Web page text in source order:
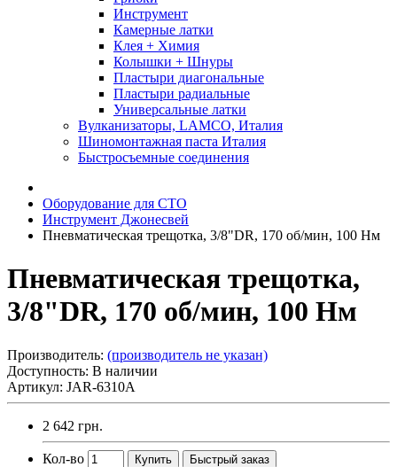
Инструмент
Камерные латки
Клея + Химия
Колышки + Шнуры
Пластыри диагональные
Пластыри радиальные
Универсальные латки
Вулканизаторы, LAMCO, Италия
Шиномонтажная паста Италия
Быстросъемные соединения
Оборудование для СТО
Инструмент Джонесвей
Пневматическая трещотка, 3/8"DR, 170 об/мин, 100 Нм
Пневматическая трещотка,
3/8"DR, 170 об/мин, 100 Нм
Производитель: (производитель не указан)
Доступность: В наличии
Артикул: JAR-6310A
2 642 грн.
Кол-во Купить Быстрый заказ